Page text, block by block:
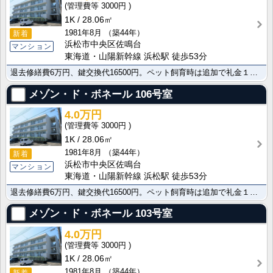
新着
マンション
3000円
1K
28.06㎡
1981年8月
（築44年）
浜松市中央区佐鳴台
東海道・山陽新幹線 浜松駅 徒歩53分
メゾン・ド・ボネール106号室
新着
マンション
4.0万円
3000円
1K
28.06㎡
1981年8月
（築44年）
浜松市中央区佐鳴台
東海道・山陽新幹線 浜松駅 徒歩53分
退去修繕費6万円、鍵交換代16500円。ペット飼育時は追加で礼金１ヶ月が必要です。
メゾン・ド・ボネール103号室
4.0万円
3000円
1K
28.06㎡